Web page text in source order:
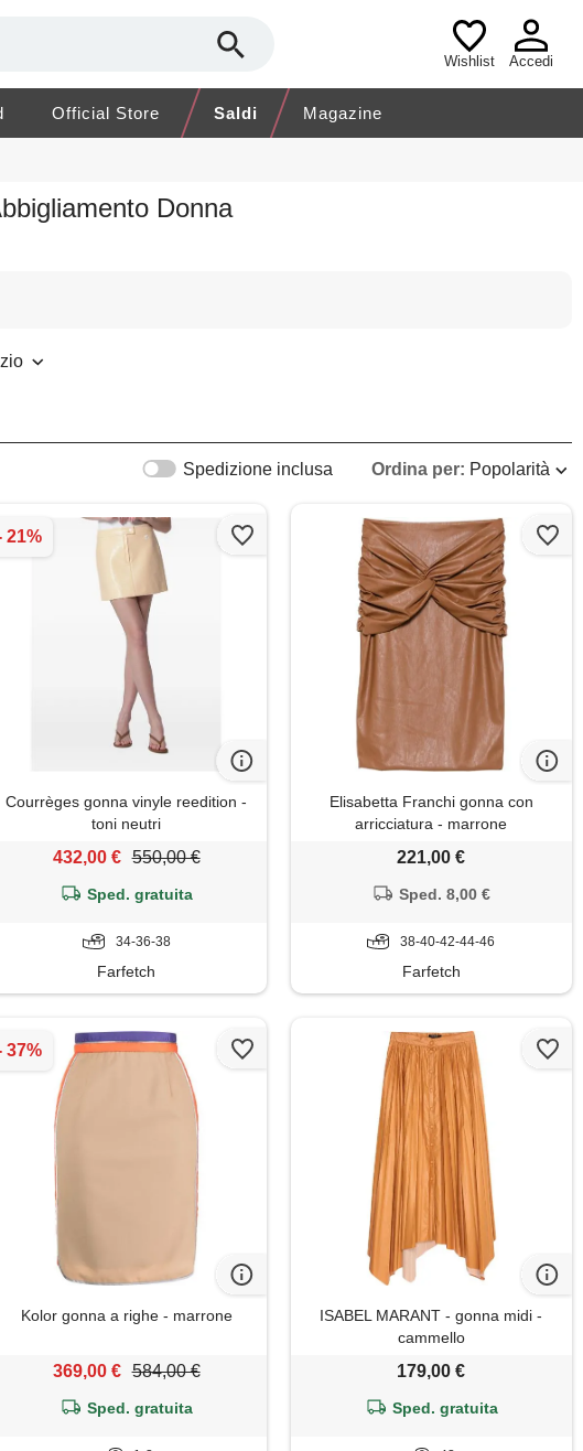
Wishlist Accedi
Official Store Saldi Magazine
Donna
Ordina per: Popolarità
Spedizione inclusa
Courrèges gonna vinyle reedition -
toni neutri
432,00 € 550,00 €
Sped. gratuita
34-36-38
Farfetch
Elisabetta Franchi gonna con
arricciatura - marrone
221,00 €
Sped. 8,00 €
38-40-42-44-46
Farfetch
Kolor gonna a righe - marrone
369,00 € 584,00 €
Sped. gratuita
ISABEL MARANT - gonna midi -
cammello
179,00 €
Sped. gratuita